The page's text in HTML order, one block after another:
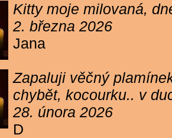
Kitty moje milovaná,
2. března 2026
Jana
Zapaluji věčný
chybět, kocourku.. v
28. února 2026
D